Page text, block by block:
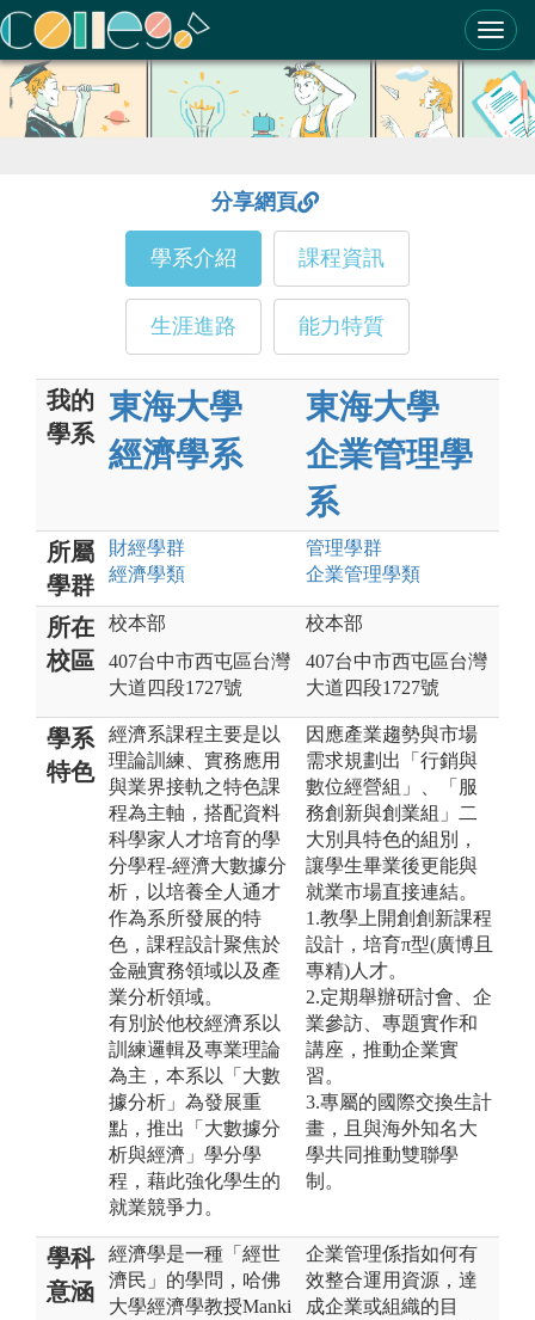
分享網頁
學系介紹 課程資訊
生涯進路 能力特質
我的
學系
東海大學
經濟學系
東海大學
企業管理學
系
所屬
學群
財經學群
經濟學類
管理學群
企業管理學類
所在
校區
校本部
407台中市西屯區台灣
大道四段1727號
校本部
407台中市西屯區台灣
大道四段1727號
學系
特色
經濟系課程主要是以
理論訓練、實務應用
與業界接軌之特色課
程為主軸，搭配資料
科學家人才培育的學
分學程-經濟大數據分
析，以培養全人通才
作為系所發展的特
色，課程設計聚焦於
金融實務領域以及產
業分析領域。
有別於他校經濟系以
訓練邏輯及專業理論
為主，本系以「大數
據分析」為發展重
點，推出「大數據分
析與經濟」學分學
程，藉此強化學生的
就業競爭力。
因應產業趨勢與市場
需求規劃出「行銷與
數位經營組」、「服
務創新與創業組」二
大別具特色的組別，
讓學生畢業後更能與
就業市場直接連結。
1.教學上開創創新課程
設計，培育π型(廣博且
專精)人才。
2.定期舉辦研討會、企
業參訪、專題實作和
講座，推動企業實
習。
3.專屬的國際交換生計
畫，且與海外知名大
學共同推動雙聯學
制。
學科
意涵
經濟學是一種「經世
濟民」的學問，哈佛
大學經濟學教授Manki
企業管理係指如何有
效整合運用資源，達
成企業或組織的目